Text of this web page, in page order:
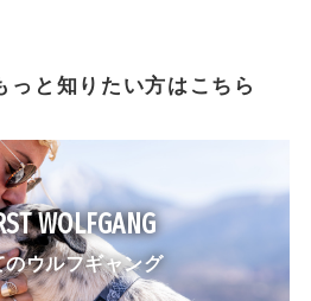
っと知りたい方はこちら
WOLFGANG
のウルフギャング